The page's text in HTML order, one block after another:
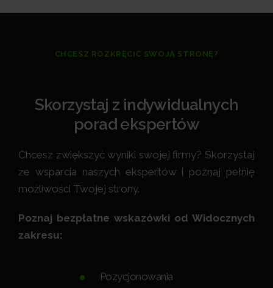
CHCESZ ROZKRĘCIĆ SWOJĄ STRONĘ?
Skorzystaj z indywidualnych
porad ekspertów
Chcesz zwiększyć wyniki swojej firmy? Skorzystaj
ze wsparcia naszych ekspertów i poznaj pełnię
możliwości Twojej strony.
Poznaj bezpłatne wskazówki od Widocznych
zakresu:
Pozycjonowania